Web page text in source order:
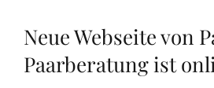
Neue Webseite von
Paarberatung ist